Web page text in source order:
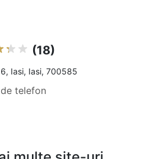
(18)
Iasi, Iasi, 700585
telefon